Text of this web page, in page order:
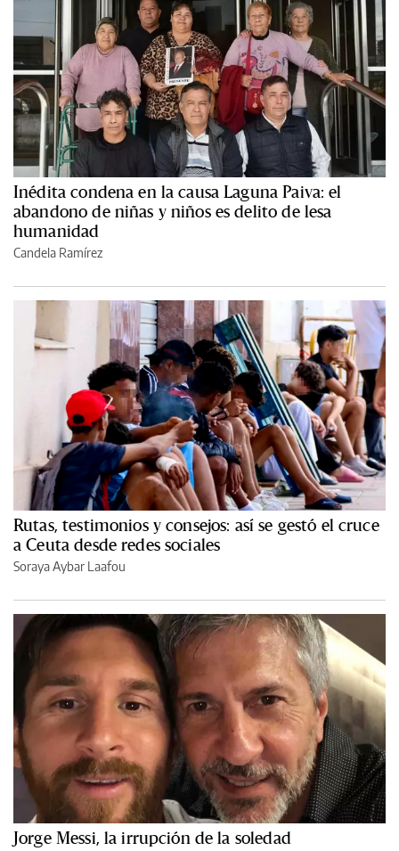
Inédita condena en la causa Laguna Paiva: el
abandono de niñas y niños es delito de lesa
humanidad
Candela Ramírez
Rutas, testimonios y consejos: así se gestó el cruce
a Ceuta desde redes sociales
Soraya Aybar Laafou
Jorge Messi, la irrupción de la soledad